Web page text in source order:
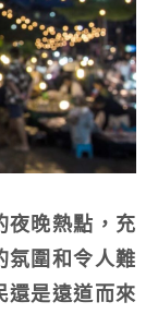
夜晚熱點，充
氛圍和令人難
還是遠道而來